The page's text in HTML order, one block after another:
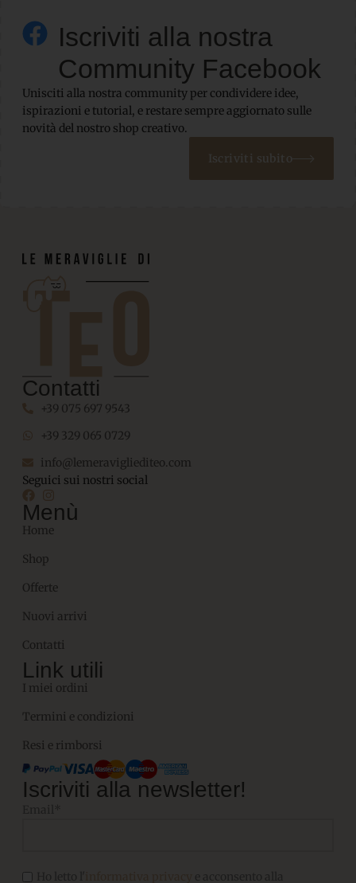
Iscriviti alla nostra
Community Facebook
Unisciti alla nostra community per condividere idee,
ispirazioni e tutorial, e restare sempre aggiornato sulle
novità del nostro shop creativo.
Iscriviti subito
Contatti
+39 075 697 9543
+39 329 065 0729
info@lemeravigliediteo.com
Seguici sui nostri social
Menù
Home
Shop
Offerte
Nuovi arrivi
Contatti
Link utili
I miei ordini
Termini e condizioni
Resi e rimborsi
Iscriviti alla newsletter!